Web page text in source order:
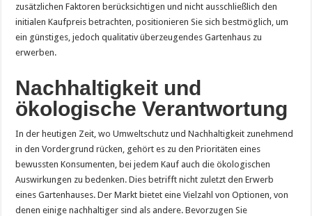
zusätzlichen Faktoren berücksichtigen und nicht ausschließlich den
initialen Kaufpreis betrachten, positionieren Sie sich bestmöglich, um
ein günstiges, jedoch qualitativ überzeugendes Gartenhaus zu
erwerben.
Nachhaltigkeit und
ökologische Verantwortung
In der heutigen Zeit, wo Umweltschutz und Nachhaltigkeit zunehmend
in den Vordergrund rücken, gehört es zu den Prioritäten eines
bewussten Konsumenten, bei jedem Kauf auch die ökologischen
Auswirkungen zu bedenken. Dies betrifft nicht zuletzt den Erwerb
eines Gartenhauses. Der Markt bietet eine Vielzahl von Optionen, von
denen einige nachhaltiger sind als andere. Bevorzugen Sie